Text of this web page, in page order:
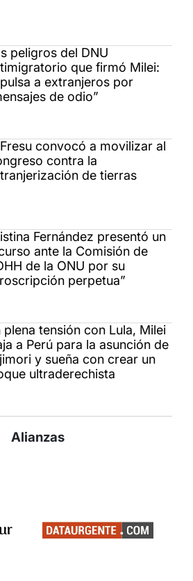
peligros del DNU
que firmó Milei:
a extranjeros por
de odio”
convocó a movilizar al
contra la
de tierras
Fernández presentó un
ante la Comisión de
de la ONU por su
perpetua”
plena tensión con Lula, Milei
a Perú para la asunción de
y sueña con crear un
ultraderechista
Alianzas